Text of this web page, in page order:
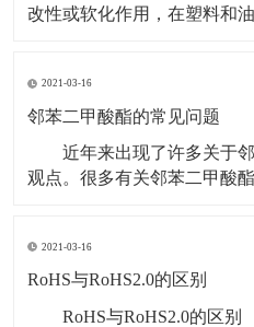
改性或软化作用，在塑料和
息息相关的人造物质，藉由
而具有良好的延展性与稳定
2021-03-16
邻苯二甲酸酯的常见问题
近年来出现了许多关于邻
观点。很多有关邻苯二甲酸
些问题基于你可能听到或看
类健康影响的信息： 邻
2021-03-16
RoHS与RoHS2.0的区别
RoHS与RoHS2.0的